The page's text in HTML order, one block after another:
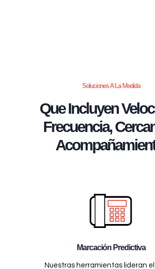
Soluciones A La Medida
Que Incluyen
Frecuencia,
Marcación Predictiva
Nuestras herramientas lideran